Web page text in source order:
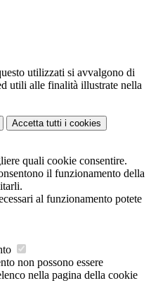
utilizzati si avvalgono di
utili alle finalità illustrate nella
Accetta tutti i cookies
quali cookie consentire.
il funzionamento della
al funzionamento potete
non possono essere
nella pagina della cookie